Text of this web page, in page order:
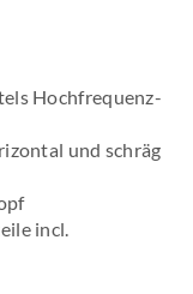
Hochfrequenz-
und schräg
incl.